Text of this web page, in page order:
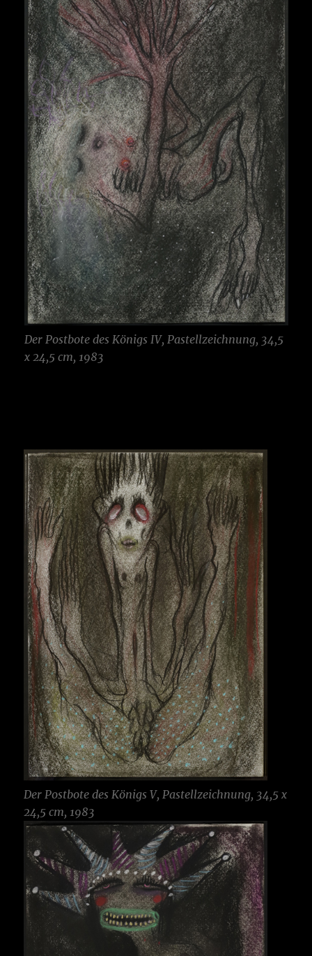
Der Postbote des Königs IV, Pastellzeichnung, 34,5
x 24,5 cm, 1983
Der Postbote des Königs V, Pastellzeichnung, 34,5 x
24,5 cm, 1983